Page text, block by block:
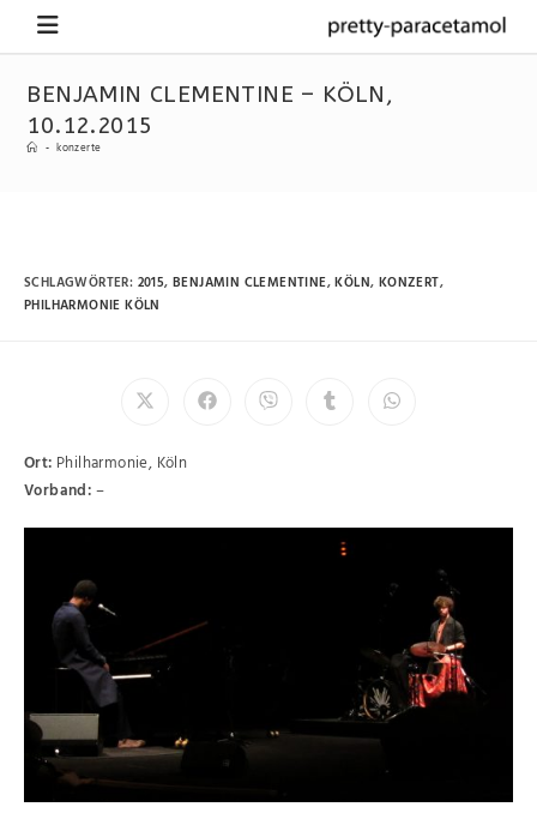
BENJAMIN CLEMENTINE – KÖLN,
10.12.2015
- konzerte
SCHLAGWÖRTER: 2015, BENJAMIN CLEMENTINE,KÖLN, KONZERT,
PHILHARMONIE KÖLN
Ort: Philharmonie, Köln
Vorband:–